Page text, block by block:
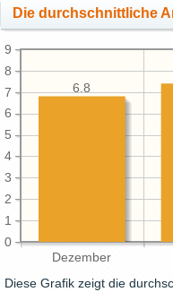
Die durchschnittliche
Dezember
0
1
2
3
4
5
6
7
8
9
6.8
Diese Grafik zeigt die